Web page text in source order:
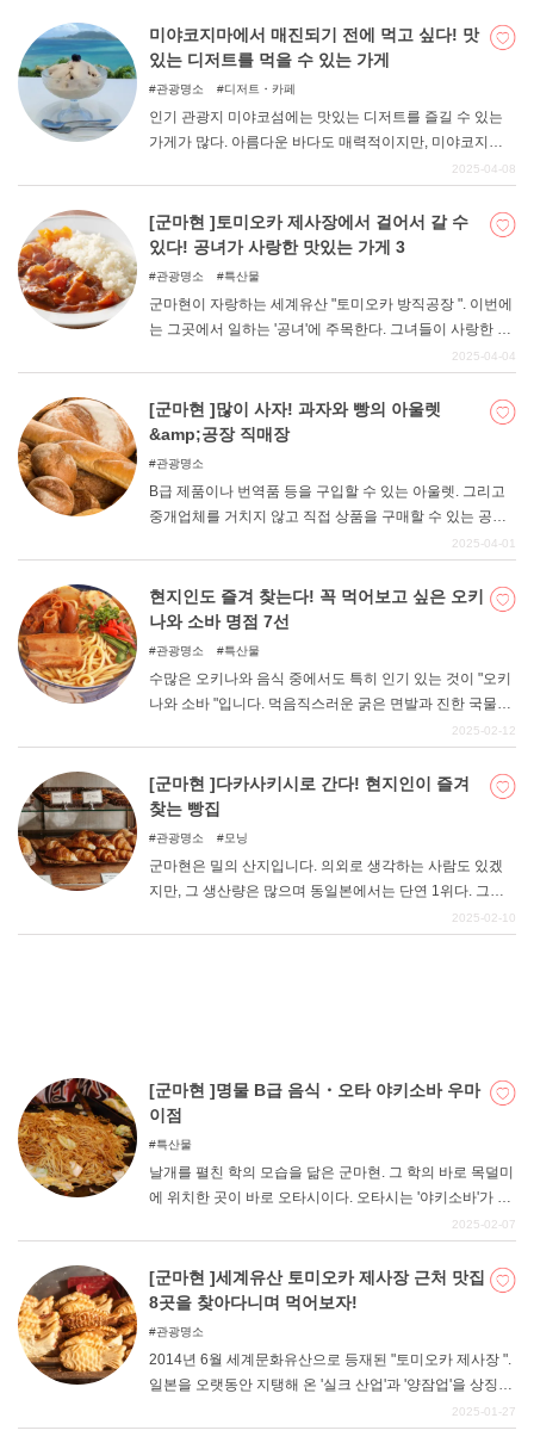
미야코지마에서 매진되기 전에 먹고 싶다! 맛
있는 디저트를 먹을 수 있는 가게
관광명소 디저트・카페
인기 관광지 미야코섬에는 맛있는 디저트를 즐길 수 있는
가게가 많다. 아름다운 바다도 매력적이지만, 미야코지마
에 왔기 때문에 맛볼 수 있는 미야코지마만의 디저트도 빼
맛있는 디저트를 먹을 수 있는 가게를 소개합니다.
2025-04-08
[군마현 ]토미오카 제사장에서 걸어서 갈 수
있다! 공녀가 사랑한 맛있는 가게 3
관광명소 특산물
군마현이 자랑하는 세계유산 "토미오카 방직공장 ". 이번에
는 그곳에서 일하는 '공녀'에 주목한다. 그녀들이 사랑한 현
지 맛집을 소개합니다. 토미오카 제사장에서 걸어서 갈 수
녀들이 어떤 사람들이었는지 설명해 드리겠습니다.
2025-04-04
[군마현 ]많이 사자! 과자와 빵의 아울렛
&amp;공장 직매장
관광명소
B급 제품이나 번역품 등을 구입할 수 있는 아울렛. 그리고
중개업체를 거치지 않고 직접 상품을 구매할 수 있는 공장
직매장. 둘 다 '합리적'이라는 점이 매우 만족스럽다. 군마현
는 과자와 빵에 주목해 소개합니다. 맛있는 것을 저렴하게
많이 구입해 보세요.
2025-04-01
현지인도 즐겨 찾는다! 꼭 먹어보고 싶은 오키
나와 소바 명점 7선
관광명소 특산물
수많은 오키나와 음식 중에서도 특히 인기 있는 것이 "오키
나와 소바 "입니다. 먹음직스러운 굵은 면발과 진한 국물이
잘 어울려 중독성이 있습니다. 모처럼 오키나와에 왔으니
합니다.
2025-02-12
[군마현 ]다카사키시로 간다! 현지인이 즐겨
찾는 빵집
관광명소 모닝
군마현은 밀의 산지입니다. 의외로 생각하는 사람도 있겠
지만, 그 생산량은 많으며 동일본에서는 단연 1위다. 그래
서인지 밀에 대한 애정이 깊고, 소비량도 월등히 많은 편이
2025-02-10
[군마현 ]명물 B급 음식・오타 야키소바 우마
이점
특산물
날개를 펼친 학의 모습을 닮은 군마현. 그 학의 바로 목덜미
에 위치한 곳이 바로 오타시이다. 오타시는 '야키소바'가 명
물이며, 시내에는 많은 가게가 즐비하다. 최근 들어 언론에
겠습니다. "싸고 양이 많은 "특징이 있는 B급 음식으로, 양
념과 재료는 가게마다 다르다. 이번에는 그런 "오타 야키소
바 "를 판매하는 가게 중에서 엄선하여 추천하는 가게를 정
2025-02-07
[군마현 ]세계유산 토미오카 제사장 근처 맛집
8곳을 찾아다니며 먹어보자!
관광명소
2014년 6월 세계문화유산으로 등재된 "토미오카 제사장 ".
일본을 오랫동안 지탱해 온 '실크 산업'과 '양잠업'을 상징하
는 이 건물군은 현재도 그 모습을 그대로 유지하고 있다. 세
2025-01-27